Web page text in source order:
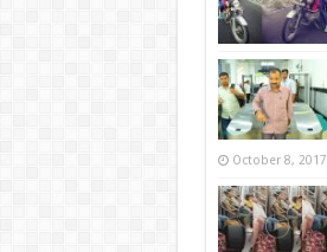
October 8, 2017